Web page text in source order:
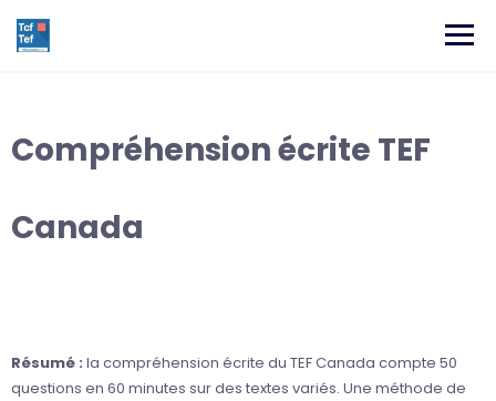
Compréhension écrite TEF
Canada
Résumé : la compréhension écrite du TEF Canada compte 50
questions en 60 minutes sur des textes variés. Une méthode de